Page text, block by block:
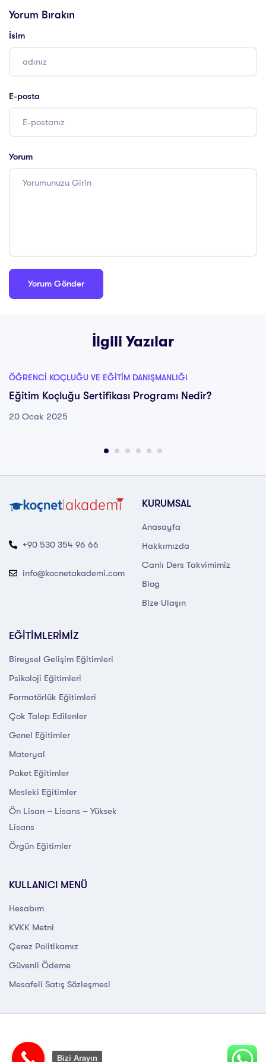
Yorum Bırakın
İsim
E-posta
Yorum
İlgili Yazılar
ÖĞRENCI KOÇLUĞU VE EĞITIM DANIŞMANLIĞI
Eğitim Koçluğu Sertifikası Programı Nedir?
20 Ocak 2025
+90 530 354 96 66
info@kocnetakademi.com
KURUMSAL
Anasayfa
Hakkımızda
Canlı Ders Takvimimiz
Blog
Bize Ulaşın
EĞİTİMLERİMİZ
Bireysel Gelişim Eğitimleri
Psikoloji Eğitimleri
Formatörlük Eğitimleri
Çok Talep Edilenler
Genel Eğitimler
Materyal
Paket Eğitimler
Mesleki Eğitimler
Ön Lisan – Lisans – Yüksek
Lisans
Örgün Eğitimler
KULLANICI MENÜ
Hesabım
KVKK Metni
Çerez Politikamız
Güvenli Ödeme
Mesafeli Satış Sözleşmesi
Bizi Arayın